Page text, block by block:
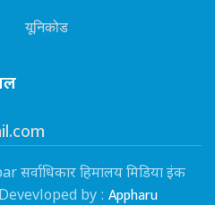
यूनिकोड
हिमालय मिडिया इंक
by : Appharu